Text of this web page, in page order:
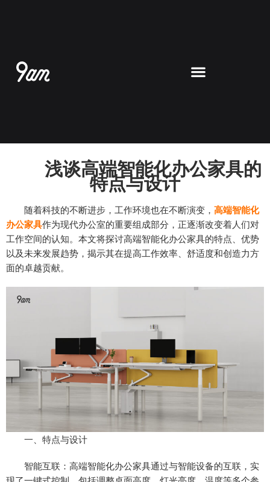
浅谈高端智能化办公家具的
特点与设计
随着科技的不断进步，工作环境也在不断演变， 高端智能化
办公家具作为现代办公室的重要组成部分，正逐渐改变着人们对
工作空间的认知。本文将探讨高端智能化办公家具的特点、优势
以及未来发展趋势，揭示其在提高工作效率、舒适度和创造力方
面的卓越贡献。
一、特点与设计
智能互联：高端智能化办公家具通过与智能设备的互联，实